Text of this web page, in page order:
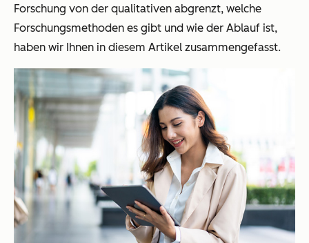
Forschung von der qualitativen abgrenzt, welche
Forschungsmethoden es gibt und wie der Ablauf ist,
haben wir Ihnen in diesem Artikel zusammengefasst.